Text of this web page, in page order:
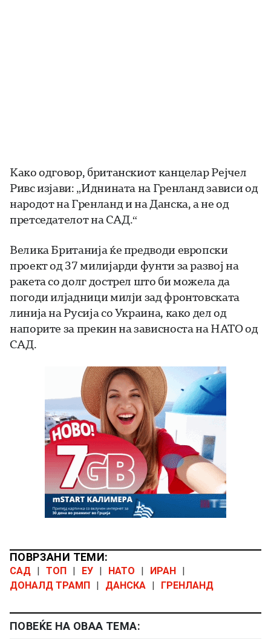
Како одговор, британскиот канцелар Рејчел
Ривс изјави: „Иднината на Гренланд зависи од
народот на Гренланд и на Данска, а не од
претседателот на САД.“
Велика Британија ќе предводи европски
проект од 37 милијарди фунти за развој на
ракета со долг дострел што би можела да
погоди илјадници милји зад фронтовската
линија на Русија со Украина, како дел од
напорите за прекин на зависноста на НАТО од
САД.
ПОВРЗАНИ ТЕМИ:
САД | ТОП | ЕУ | НАТО | ИРАН |
ДОНАЛД ТРАМП | ДАНСКА | ГРЕНЛАНД
ПОВЕЌЕ НА ОВАА ТЕМА: